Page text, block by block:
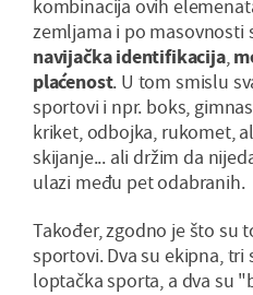
kombinacija ovih
zemljama i po masovnosti
navijačka identifikacija,
plaćenost. U tom smislu
sportovi i npr. boks,
kriket, odbojka, rukomet,
skijanje... ali držim da
ulazi među pet odabranih.
Također, zgodno je što su
sportovi. Dva su ekipna, tri
loptačka sporta, a dva su